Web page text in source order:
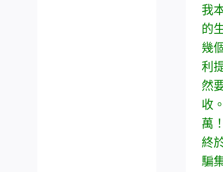
我
的
幾
利
然
收
萬
終
騙